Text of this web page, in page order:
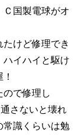
Ｃ国製電球がオ
けど修理でき
ハイハイと駆け
ので修理し
さないと壊れ
常識くらいは勉